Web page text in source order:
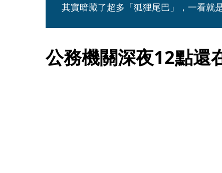
其實暗藏了超多「狐狸尾巴」，一看就
公務機關深夜12點還